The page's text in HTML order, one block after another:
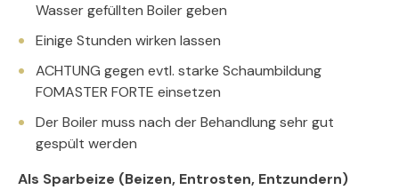
Wasser gefüllten Boiler geben
Einige Stunden wirken lassen
ACHTUNG gegen evtl. starke Schaumbildung
FOMASTER FORTE einsetzen
Der Boiler muss nach der Behandlung sehr gut
gespült werden
Als Sparbeize (Beizen, Entrosten, Entzundern)